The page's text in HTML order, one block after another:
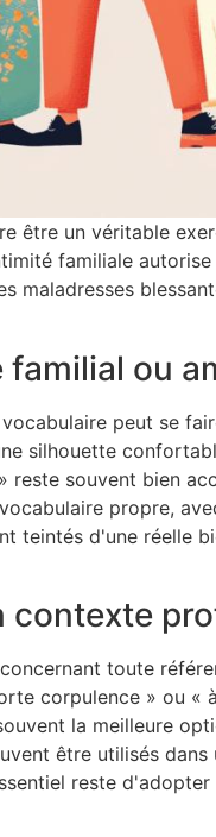
être un véritable
familiale
ou
peut se
silhouette
souvent bien
propre,
teintés d'une réelle
contexte
toute
corpulence » ou «
la meilleure
être utilisés
reste